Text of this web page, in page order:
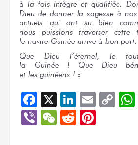
à la fois intègreet qualifiée.
Dieu de donner la sagesse à
actuels qui ont su bien
nous puissions traverser cette
le navire Guinée arrive à bon port.
Que Dieu l’éternel, le
la Guinée !
Que Dieu
et les guinéens ! »
Facebook
X LinkedIn
Email
ViberWeChat
Reddit